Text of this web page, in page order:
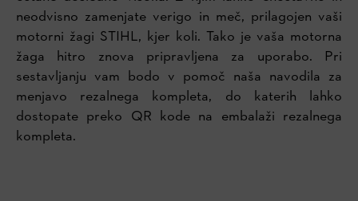
neodvisno zamenjate verigo in meč, prilagojen vaši
motorni žagi STIHL, kjer koli. Tako je vaša motorna
žaga hitro znova pripravljena za uporabo. Pri
sestavljanju vam bodo v pomoč naša navodila za
menjavo rezalnega kompleta, do katerih lahko
dostopate preko QR kode na embalaži rezalnega
kompleta.